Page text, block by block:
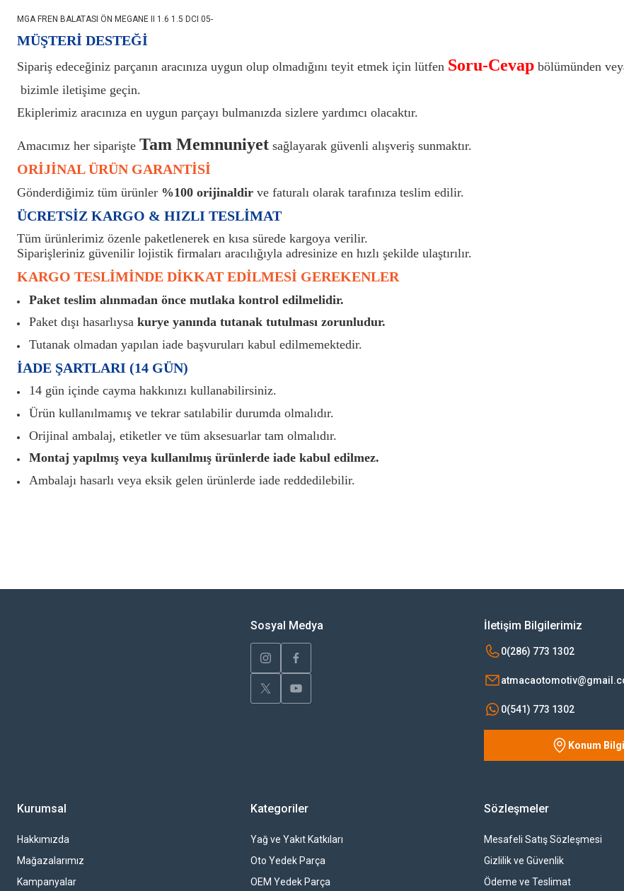
MGA FREN BALATASI ÖN MEGANE II 1.6 1.5 DCI 05-
MÜŞTERİ DESTEĞİ
Sipariş edeceğiniz parçanın aracınıza uygun olup olmadığını teyit etmek için lütfen Soru-Cevap bölümünden
bizimle iletişime geçin.
Ekiplerimiz aracınıza en uygun parçayı bulmanızda sizlere yardımcı olacaktır.
Amacımız her siparişte Tam Memnuniyet sağlayarak güvenli alışveriş sunmaktır.
ORİJİNAL ÜRÜN GARANTİSİ
Gönderdiğimiz tüm ürünler %100 orijinaldir ve faturalı olarak tarafınıza teslim edilir.
ÜCRETSİZ KARGO & HIZLI TESLİMAT
Tüm ürünlerimiz özenle paketlenerek en kısa sürede kargoya verilir.
Siparişleriniz güvenilir lojistik firmaları aracılığıyla adresinize en hızlı şekilde ulaştırılır.
KARGO TESLİMİNDE DİKKAT EDİLMESİ GEREKENLER
Paket teslim alınmadan önce mutlaka kontrol edilmelidir.
Paket dışı hasarlıysa kurye yanında tutanak tutulması zorunludur.
Tutanak olmadan yapılan iade başvuruları kabul edilmemektedir.
İADE ŞARTLARI (14 GÜN)
14 gün içinde cayma hakkınızı kullanabilirsiniz.
Ürün kullanılmamış ve tekrar satılabilir durumda olmalıdır.
Orijinal ambalaj, etiketler ve tüm aksesuarlar tam olmalıdır.
Montaj yapılmış veya kullanılmış ürünlerde iade kabul edilmez.
Ambalajı hasarlı veya eksik gelen ürünlerde iade reddedilebilir.
Gönder
Sosyal Medya İletişim Bilgilerimiz
0(286) 773 1302
0(541) 773 1302
Konum
Kurumsal
Hakkımızda
Mağazalarımız
Kampanyalar
Kategoriler
Yağ ve Yakıt Katkıları
Oto Yedek Parça
OEM Yedek Parça
Sözleşmeler
Mesafeli Satış Sözleşmesi
Gizlilik ve Güvenlik
Ödeme ve Teslimat